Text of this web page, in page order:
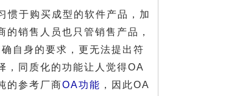
惯于购买成型的软件产品，加
销售人员也只管销售产品，
自身的要求，更无法提出符
，同质化的功能让人觉得OA
的参考厂商OA功能 ，因此OA